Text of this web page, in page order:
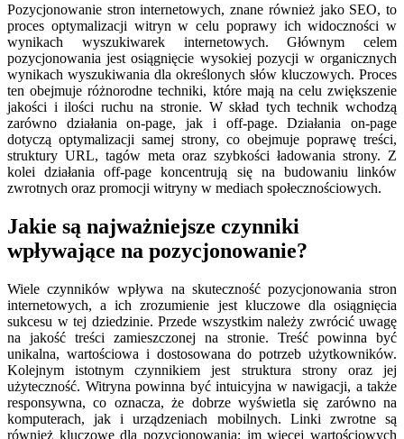
Pozycjonowanie stron internetowych, znane również jako SEO, to
proces optymalizacji witryn w celu poprawy ich widoczności w
wynikach wyszukiwarek internetowych. Głównym celem
pozycjonowania jest osiągnięcie wysokiej pozycji w organicznych
wynikach wyszukiwania dla określonych słów kluczowych. Proces
ten obejmuje różnorodne techniki, które mają na celu zwiększenie
jakości i ilości ruchu na stronie. W skład tych technik wchodzą
zarówno działania on-page, jak i off-page. Działania on-page
dotyczą optymalizacji samej strony, co obejmuje poprawę treści,
struktury URL, tagów meta oraz szybkości ładowania strony. Z
kolei działania off-page koncentrują się na budowaniu linków
zwrotnych oraz promocji witryny w mediach społecznościowych.
Jakie są najważniejsze czynniki
wpływające na pozycjonowanie?
Wiele czynników wpływa na skuteczność pozycjonowania stron
internetowych, a ich zrozumienie jest kluczowe dla osiągnięcia
sukcesu w tej dziedzinie. Przede wszystkim należy zwrócić uwagę
na jakość treści zamieszczonej na stronie. Treść powinna być
unikalna, wartościowa i dostosowana do potrzeb użytkowników.
Kolejnym istotnym czynnikiem jest struktura strony oraz jej
użyteczność. Witryna powinna być intuicyjna w nawigacji, a także
responsywna, co oznacza, że dobrze wyświetla się zarówno na
komputerach, jak i urządzeniach mobilnych. Linki zwrotne są
również kluczowe dla pozycjonowania; im więcej wartościowych